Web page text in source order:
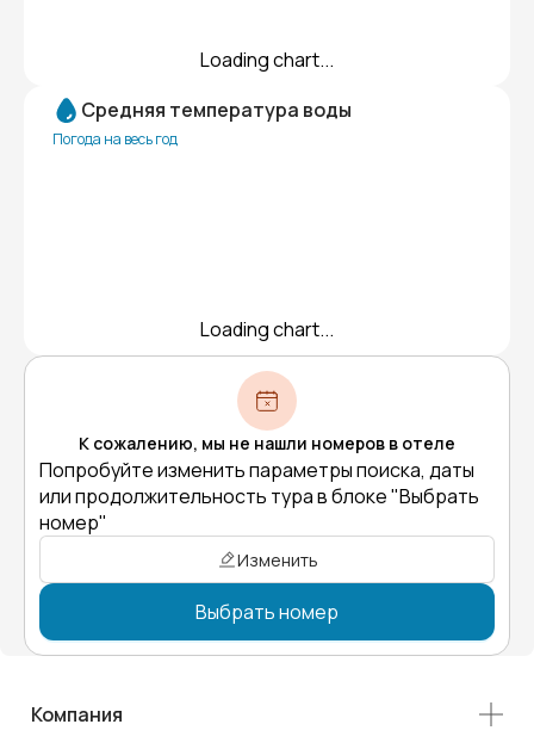
Loading chart...
Средняя температура воды
Погода на весь год
Loading chart...
К сожалению, мы не нашли номеров в отеле
Попробуйте изменить параметры поиска, даты
или продолжительность тура в блоке "Выбрать
номер"
Изменить
Выбрать номер
Компания